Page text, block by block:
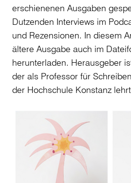
erschienenen Ausgaben
Dutzenden Interviews im
und Rezensionen. In diesem
ältere Ausgabe auch im
herunterladen. Herausgeber
der als Professor für
der Hochschule Konstanz